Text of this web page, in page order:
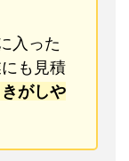
入った
も見積
がしや